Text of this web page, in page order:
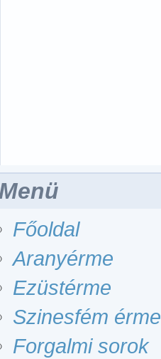
Főoldal
Aranyérme
Ezüstérme
Szinesfém érme
Forgalmi sorok